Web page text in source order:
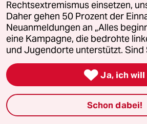
Konventionspässen
meistkommentiert
1 Krise der Demokratie
AfD-Wählen als
Rechtsextremismus einsetzen,
Daher gehen 50 Prozent der
Neuanmeldungen an „Alles
eine Kampagne, die bedrohte
und Jugendorte unterstützt. Sind
 Ja, ich will
Schon dabei!